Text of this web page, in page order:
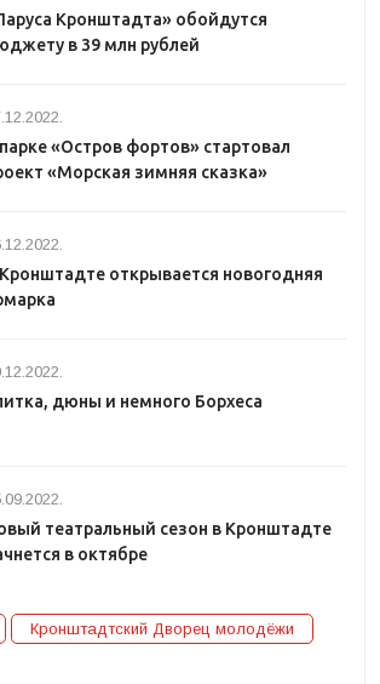
Кронштадта» обойдутся
в 39 млн рублей
«Остров фортов» стартовал
«Морская зимняя сказка»
открывается новогодняя
дюны и немного Борхеса
театральный сезон в Кронштадте
в октябре
Кронштадтский Дворец молодёжи